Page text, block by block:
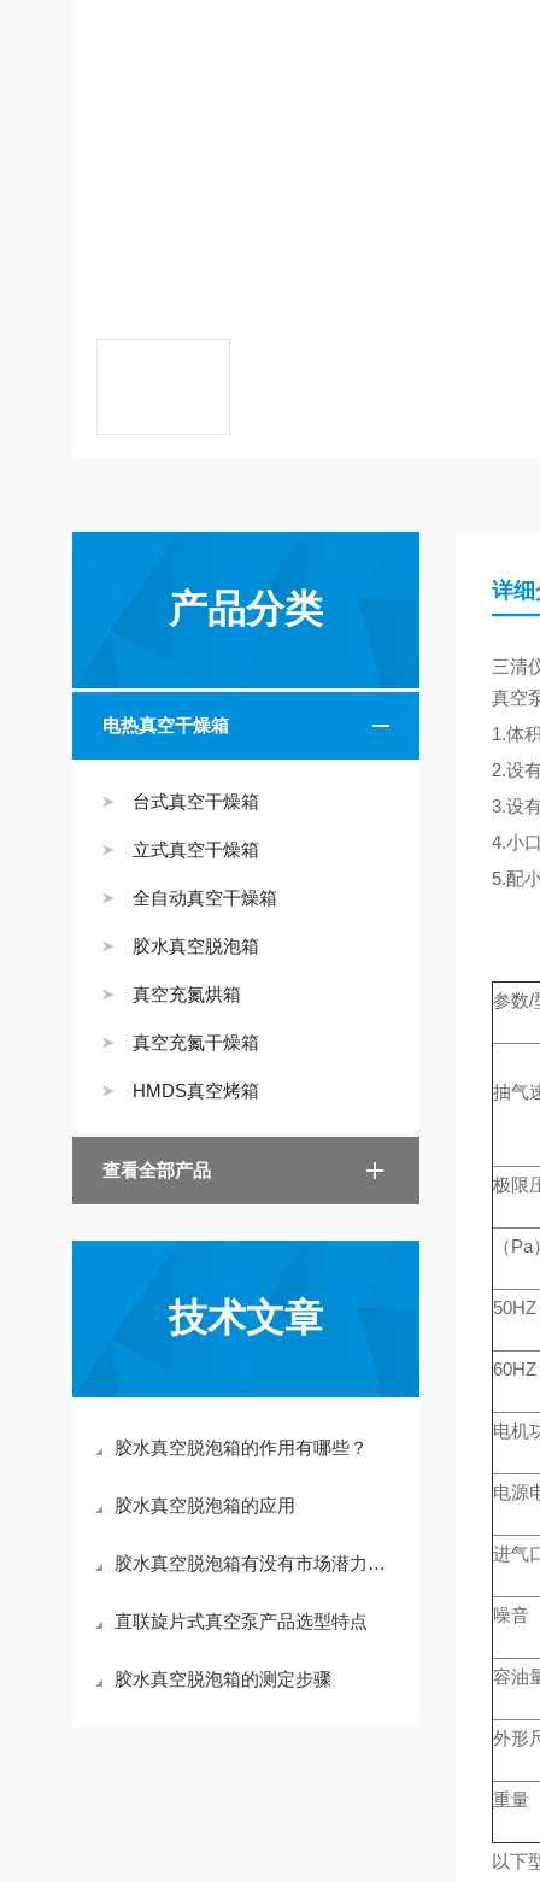
产品分类
电热真空干燥箱
台式真空干燥箱
立式真空干燥箱
全自动真空干燥箱
胶水真空脱泡箱
真空充氮烘箱
真空充氮干燥箱
HMDS真空烤箱
查看全部产品
技术文章
胶水真空脱泡箱的作用有哪些？
胶水真空脱泡箱的应用
胶水真空脱泡箱有没有市场潜力看完就知道了
直联旋片式真空泵产品选型特点
胶水真空脱泡箱的测定步骤
详细
三清
真空
1.体
2.设
3.设
4.小
5.配
参数/
抽气
极限
（Pa
50HZ
60HZ
电机
电源
进气
噪音
容油
外形
重量
以下